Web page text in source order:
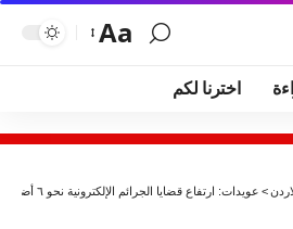
Aa
اخترنا لكم
> عويدات: ارتفاع قضايا الجرائم الإلكترونية نحو ٦ أضعاف في الأردن طبيعي